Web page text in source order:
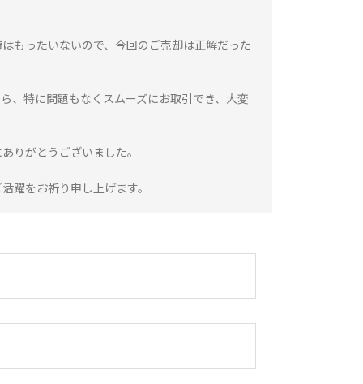
もったいないので、今回のご売却は正解だった
、特に問題もなくスムーズにお取引でき、大変
りがとうございました。
躍をお祈り申し上げます。